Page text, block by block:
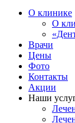
О клинике
О
Врачи
Цены
Фото
Контакты
Акции
Наши